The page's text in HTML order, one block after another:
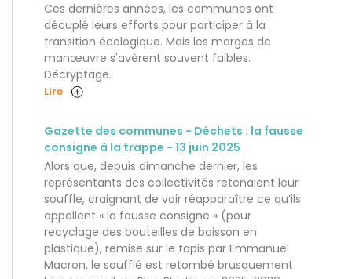
Ces dernières années, les communes ont
décuplé leurs efforts pour participer à la
transition écologique. Mais les marges de
manœuvre s'avèrent souvent faibles.
Décryptage.
Lire
Gazette des communes - Déchets : la fausse
consigne à la trappe - 13 juin 2025
Alors que, depuis dimanche dernier, les
représentants des collectivités retenaient leur
souffle, craignant de voir réapparaître ce qu’ils
appellent « la fausse consigne » (pour
recyclage des bouteilles de boisson en
plastique), remise sur le tapis par Emmanuel
Macron, le soufflé est retombé brusquement